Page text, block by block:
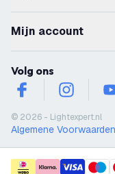
Mijn account
Volg ons
facebook
© 2026 - Lightexpert.nl
Algemene Voorwaarden